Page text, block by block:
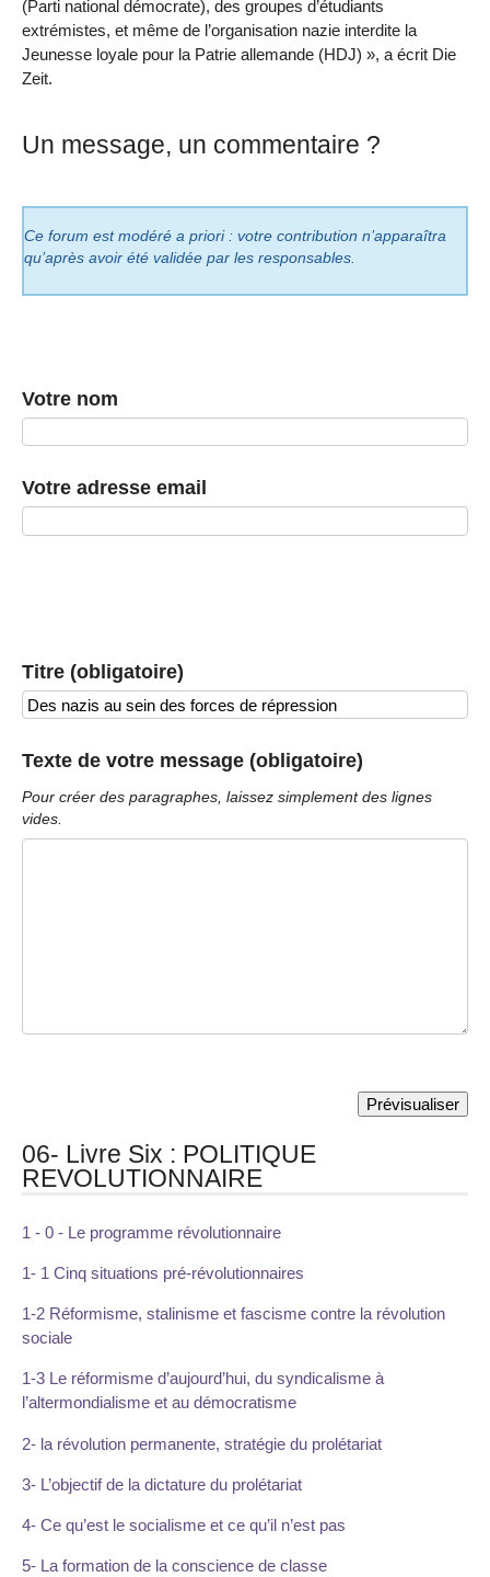
(Parti national démocrate), des groupes d’étudiants
extrémistes, et même de l’organisation nazie interdite la
Jeunesse loyale pour la Patrie allemande (HDJ) », a écrit Die
Zeit.
Un message, un commentaire ?
Ce forum est modéré a priori : votre contribution n’apparaîtra
qu’après avoir été validée par les responsables.
Votre nom
Votre adresse email
Titre (obligatoire)
Texte de votre message (obligatoire)
Pour créer des paragraphes, laissez simplement des lignes
vides.
06- Livre Six : POLITIQUE
REVOLUTIONNAIRE
1 - 0 - Le programme révolutionnaire
1- 1 Cinq situations pré-révolutionnaires
1-2 Réformisme, stalinisme et fascisme contre la révolution
sociale
1-3 Le réformisme d’aujourd’hui, du syndicalisme à
l’altermondialisme et au démocratisme
2- la révolution permanente, stratégie du prolétariat
3- L’objectif de la dictature du prolétariat
4- Ce qu’est le socialisme et ce qu’il n’est pas
5- La formation de la conscience de classe